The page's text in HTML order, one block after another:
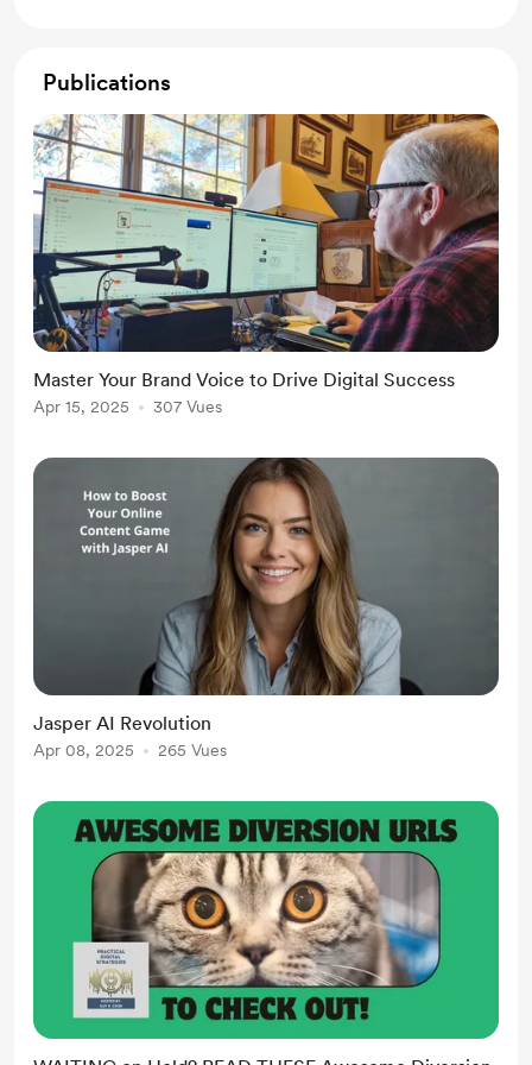
Publications
Master Your Brand Voice to Drive Digital Success
Apr 15, 2025 307 Vues
Jasper AI Revolution
Apr 08, 2025 265 Vues